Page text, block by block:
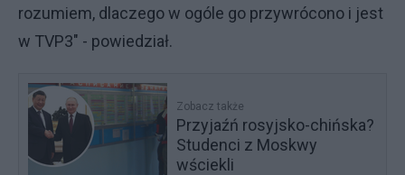
rozumiem, dlaczego w ogóle go przywrócono i jest
w TVP3" - powiedział.
Zobacz także
Przyjaźń rosyjsko-chińska?
Studenci z Moskwy
wściekli